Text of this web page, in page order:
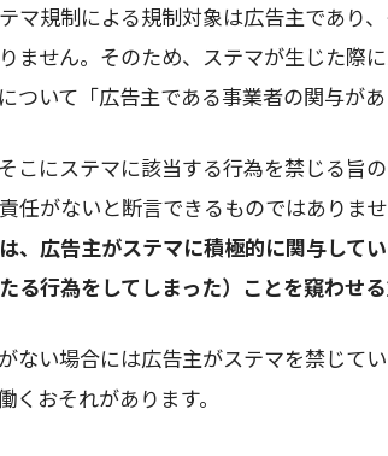
マ規制による規制対象は広告主であり
ません。そのため、ステマが生じた際
ついて「広告主である事業者の関与が
こにステマに該当する行為を禁じる旨
任がないと断言できるものではありませ
、広告主がステマに積極的に関与して
る行為をしてしまった）ことを窺わせ
ない場合には広告主がステマを禁じて
くおそれがあります。